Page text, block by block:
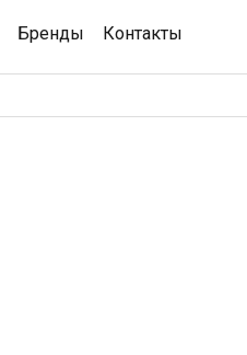
Бренды Контакты